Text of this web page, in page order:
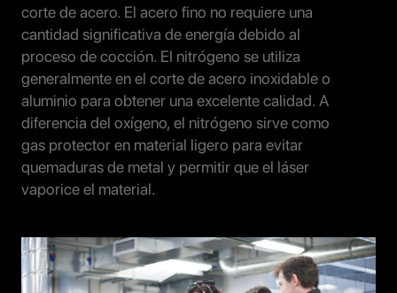
corte de acero. El acero fino no requiere una
cantidad significativa de energía debido al
proceso de cocción. El nitrógeno se utiliza
generalmente en el corte de acero inoxidable o
aluminio para obtener una excelente calidad. A
diferencia del oxígeno, el nitrógeno sirve como
gas protector en material ligero para evitar
quemaduras de metal y permitir que el láser
vaporice el material.